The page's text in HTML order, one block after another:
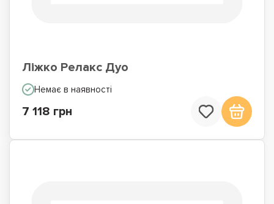
Ліжко Релакс Дуо
Немає в наявності
7 118 грн